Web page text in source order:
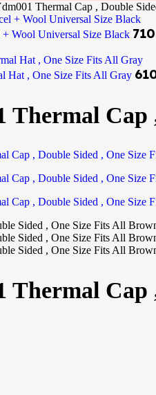
Thermal Cap , Double
Wool Universal Size Black 710
Hat , One Size Fits All Gray
Thermal
Thermal